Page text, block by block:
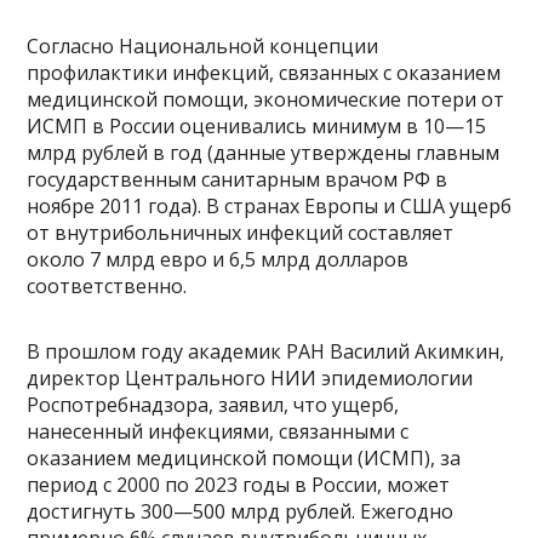
Согласно Национальной концепции
профилактики инфекций, связанных с оказанием
медицинской помощи, экономические потери от
ИСМП в России оценивались минимум в 10—15
млрд рублей в год (данные утверждены главным
государственным санитарным врачом РФ в
ноябре 2011 года). В странах Европы и США ущерб
от внутрибольничных инфекций составляет
около 7 млрд евро и 6,5 млрд долларов
соответственно.
В прошлом году академик РАН Василий Акимкин,
директор Центрального НИИ эпидемиологии
Роспотребнадзора, заявил, что ущерб,
нанесенный инфекциями, связанными с
оказанием медицинской помощи (ИСМП), за
период с 2000 по 2023 годы в России, может
достигнуть 300—500 млрд рублей. Ежегодно